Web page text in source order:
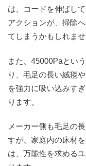
は、コードを伸ばし
アクションが、掃除
てしまうかもしれませ
また、45000Paとい
り、毛足の長い絨毯
を強力に吸い込みす
ります。
メーカー側も毛足の
すが、家庭内の床材
は、万能性を求める